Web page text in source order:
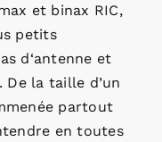
et binax RIC,
petits
d‘antenne et
De la taille d’un
partout
en toutes